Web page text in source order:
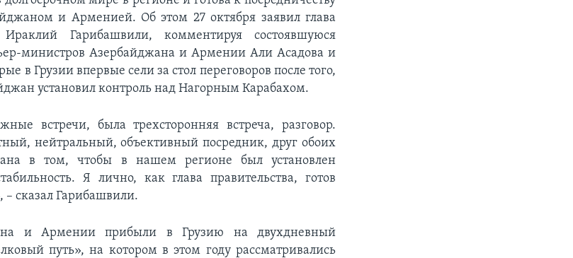
и Арменией. Об этом 27 октября заявил глава
Ираклий Гарибашвили, комментируя состоявшуюся
министров Азербайджана и Армении Али Асадова и
в Грузии впервые сели за стол переговоров после того,
установил контроль над Нагорным Карабахом.
встречи, была трехсторонняя встреча, разговор.
нейтральный, объективный посредник, друг обоих
в том, чтобы в нашем регионе был установлен
Я лично, как глава правительства, готов
– сказал Гарибашвили.
и Армении прибыли в Грузию на двухдневный
путь», на котором в этом году рассматривались